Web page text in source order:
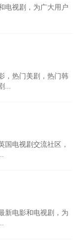
电视剧，为广大用户
，热门美剧，热门韩
...
国电视剧交流社区，
新电影和电视剧，为